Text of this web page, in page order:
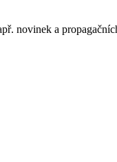
novinek a